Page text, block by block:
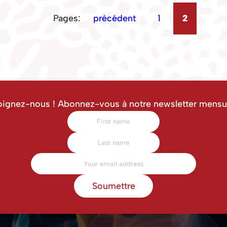
Pages: précédent 1 2
nous ! Abonnez-vous à notre newsletter
Soumettre